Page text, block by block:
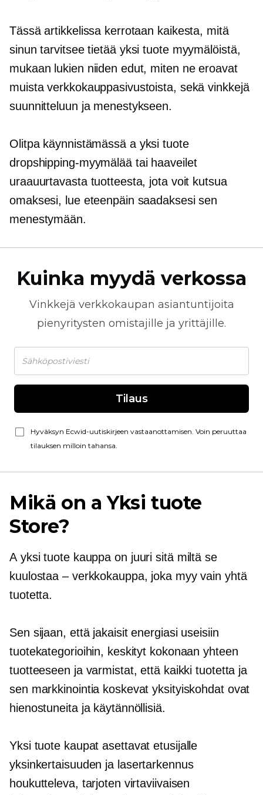
Tässä artikkelissa kerrotaan kaikesta, mitä
sinun tarvitsee tietää yksi tuotemyymälöistä,
mukaan lukien niiden edut, miten ne eroavat
muista verkkokauppasivustoista, sekä vinkkejä
suunnitteluun ja menestykseen.
Olitpa käynnistämässä a yksi tuote
dropshipping-myymälää tai haaveilet
uraauurtavasta tuotteesta, jota voit kutsua
omaksesi, lue eteenpäin saadaksesi sen
menestymään.
Kuinka myydä verkossa
Vinkkejä verkkokaupan asiantuntijoita
pienyritysten omistajille ja yrittäjille.
Tilaus
Hyväksyn Ecwid-uutiskirjeen vastaanottamisen. Voin peruuttaa
tilauksen milloin tahansa.
Mikä on aYksi tuote
Store?
A yksi tuotekauppa on juuri sitä miltä se
kuulostaa – verkkokauppa, joka myy vain yhtä
tuotetta.
Sen sijaan, että jakaisit energiasi useisiin
tuotekategorioihin, keskityt kokonaan yhteen
tuotteeseen ja varmistat, että kaikki tuotetta ja
sen markkinointia koskevat yksityiskohdat ovat
hienostuneita ja käytännöllisiä.
Yksi tuote kaupat asettavat etusijalle
yksinkertaisuuden ja lasertarkennus
houkutteleva, tarjoten virtaviivaisen